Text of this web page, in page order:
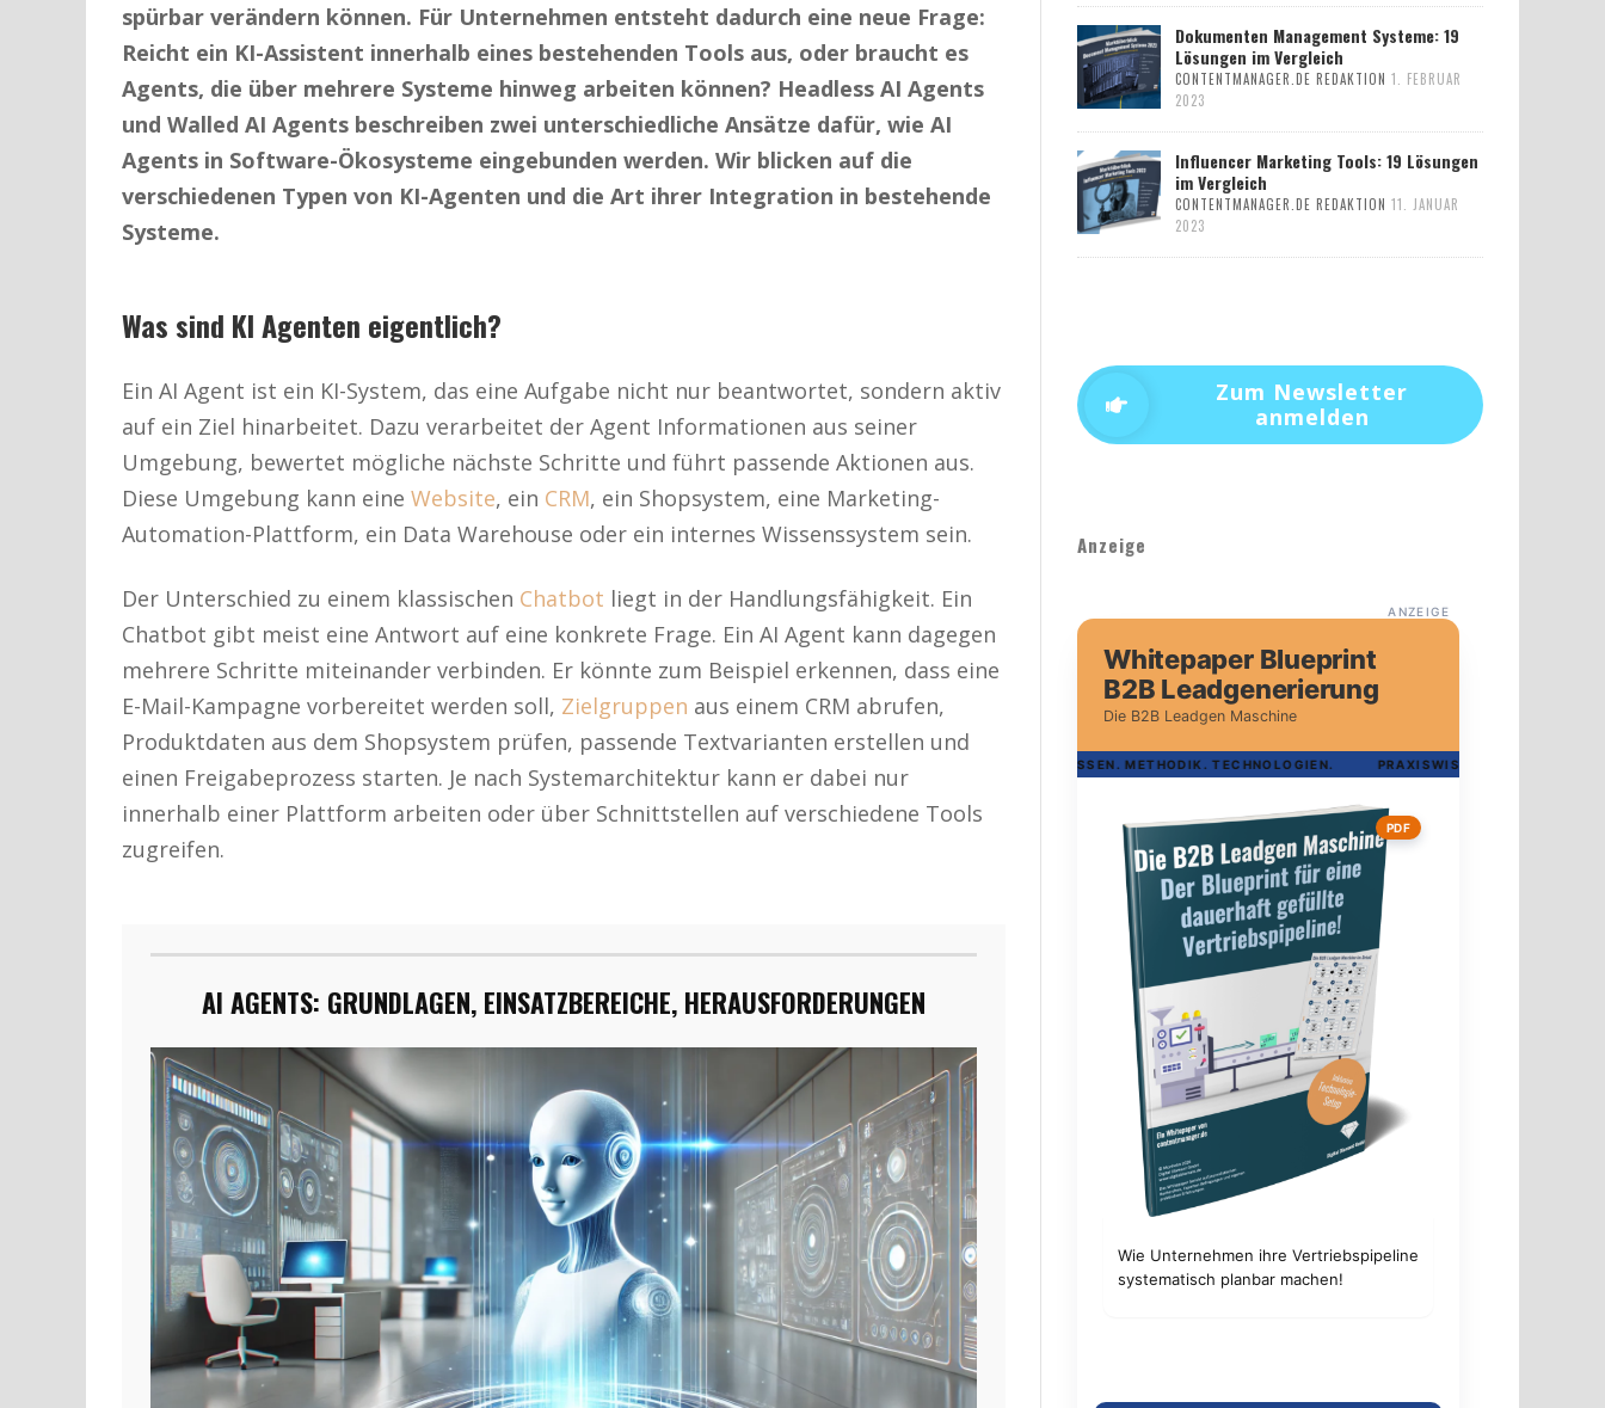
spürbar verändern können. Für Unternehmen entsteht dadurch eine neue Frage:
Reicht ein KI-Assistent innerhalb eines bestehenden Tools aus, oder braucht es
Agents, die über mehrere Systeme hinweg arbeiten können? Headless AI Agents
und Walled AI Agents beschreiben zwei unterschiedliche Ansätze dafür, wie AI
Agents in Software-Ökosysteme eingebunden werden. Wir blicken auf die
verschiedenen Typen von KI-Agenten und die Art ihrer Integration in bestehende
Systeme.
Was sind KI Agenten eigentlich?
Ein AI Agent ist ein KI-System, das eine Aufgabe nicht nur beantwortet, sondern aktiv
auf ein Ziel hinarbeitet. Dazu verarbeitet der Agent Informationen aus seiner
Umgebung, bewertet mögliche nächste Schritte und führt passende Aktionen aus.
Diese Umgebung kann eine Website, ein CRM, ein Shopsystem, eine Marketing-
Automation-Plattform, ein Data Warehouse oder ein internes Wissenssystem sein.
Der Unterschied zu einem klassischen Chatbot liegt in der Handlungsfähigkeit. Ein
Chatbot gibt meist eine Antwort auf eine konkrete Frage. Ein AI Agent kann dagegen
mehrere Schritte miteinander verbinden. Er könnte zum Beispiel erkennen, dass eine
E-Mail-Kampagne vorbereitet werden soll, Zielgruppen aus einem CRM abrufen,
Produktdaten aus dem Shopsystem prüfen, passende Textvarianten erstellen und
einen Freigabeprozess starten. Je nach Systemarchitektur kann er dabei nur
innerhalb einer Plattform arbeiten oder über Schnittstellen auf verschiedene Tools
zugreifen.
AI AGENTS: GRUNDLAGEN, EINSATZBEREICHE, HERAUSFORDERUNGEN
Dokumenten Management Systeme: 19
Lösungen im Vergleich
CONTENTMANAGER.DE REDAKTION 1. FEBRUAR
2023
Influencer Marketing Tools: 19 Lösungen
im Vergleich
CONTENTMANAGER.DE REDAKTION 11. JANUAR
2023
Zum Newsletter
anmelden
Anzeige